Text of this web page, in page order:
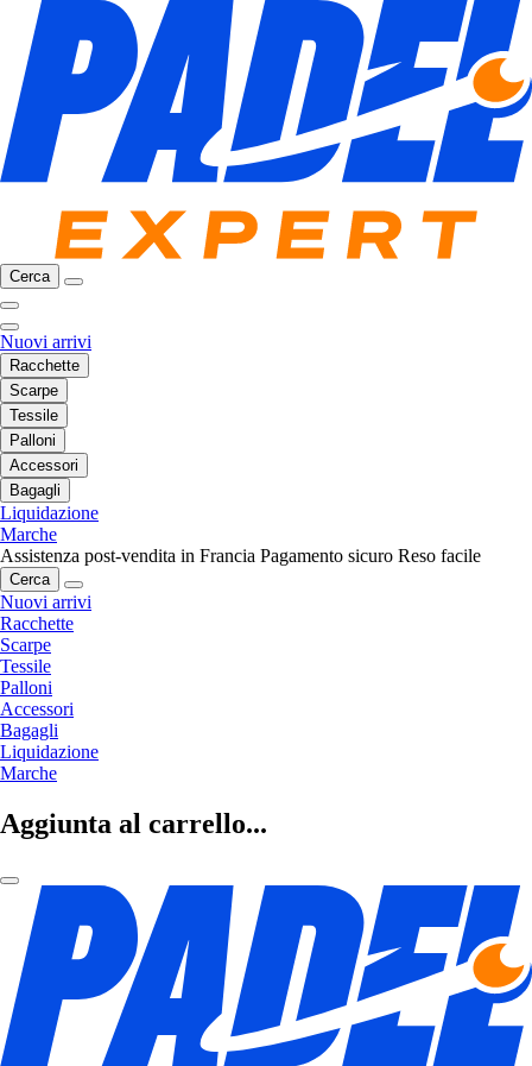
Cerca
Nuovi arrivi
Racchette
Scarpe
Tessile
Palloni
Accessori
Bagagli
Liquidazione
Marche
Assistenza post-vendita in Francia Pagamento sicuro Reso facile
Cerca
Nuovi arrivi
Racchette
Scarpe
Tessile
Palloni
Accessori
Bagagli
Liquidazione
Marche
Aggiunta al carrello...